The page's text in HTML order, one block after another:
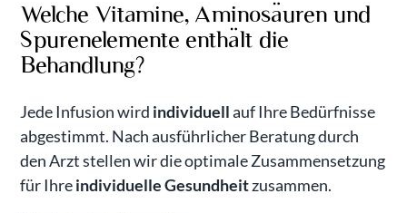
Welche Vitamine, Aminosäuren und
Spurenelemente enthält die
Behandlung?
Jede Infusion wird individuellauf Ihre Bedürfnisse
abgestimmt. Nach ausführlicher Beratung durch
den Arzt stellen wir die optimale Zusammensetzung
für Ihreindividuelle Gesundheitzusammen.